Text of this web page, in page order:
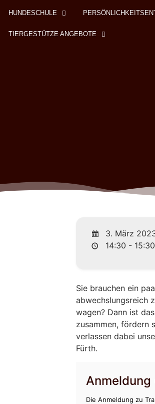
HUNDESCHULE
TIERGESTÜTZE ANGEBOTE
3. März
14:30 - 15:30
Sie brauchen ein
abwechslungsreich
wagen? Dann ist
zusammen, fördern
verlassen dabei
Fürth.
Die Anmeldung zu